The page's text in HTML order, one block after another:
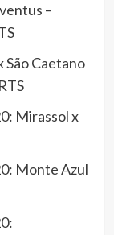
–
São Caetano
Mirassol x
Monte Azul